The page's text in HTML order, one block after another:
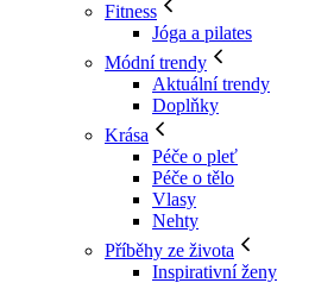
Fitness
Jóga a pilates
Módní trendy
Aktuální trendy
Doplňky
Krása
Péče o pleť
Péče o tělo
Vlasy
Nehty
Příběhy ze života
Inspirativní ženy